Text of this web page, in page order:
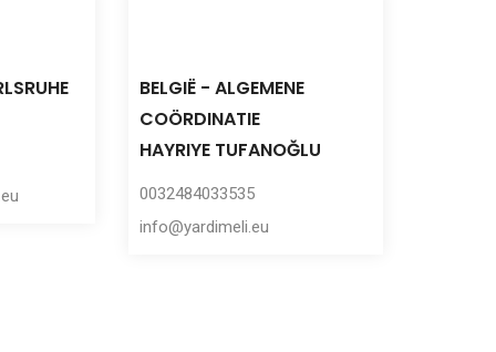
BELGIË - ALGEMENE
COÖRDINATIE
HAYRIYE TUFANOĞLU
0032484033535
info@yardimeli.eu